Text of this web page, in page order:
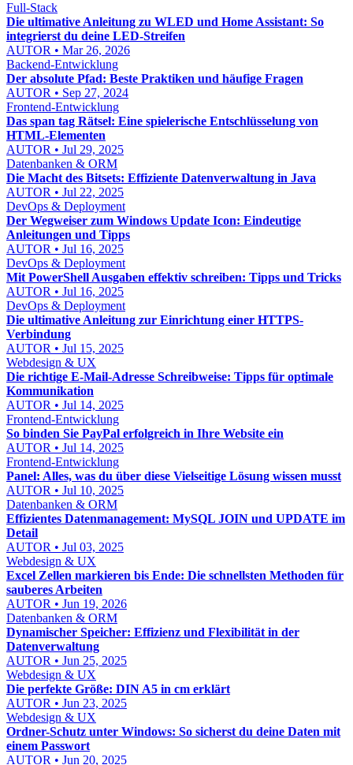
Full-Stack
Die ultimative Anleitung zu WLED und Home Assistant: So
integrierst du deine LED-Streifen
AUTOR • Mar 26, 2026
Backend-Entwicklung
Der absolute Pfad: Beste Praktiken und häufige Fragen
AUTOR • Sep 27, 2024
Frontend-Entwicklung
Das span tag Rätsel: Eine spielerische Entschlüsselung von
HTML-Elementen
AUTOR • Jul 29, 2025
Datenbanken & ORM
Die Macht des Bitsets: Effiziente Datenverwaltung in Java
AUTOR • Jul 22, 2025
DevOps & Deployment
Der Wegweiser zum Windows Update Icon: Eindeutige
Anleitungen und Tipps
AUTOR • Jul 16, 2025
DevOps & Deployment
Mit PowerShell Ausgaben effektiv schreiben: Tipps und Tricks
AUTOR • Jul 16, 2025
DevOps & Deployment
Die ultimative Anleitung zur Einrichtung einer HTTPS-
Verbindung
AUTOR • Jul 15, 2025
Webdesign & UX
Die richtige E-Mail-Adresse Schreibweise: Tipps für optimale
Kommunikation
AUTOR • Jul 14, 2025
Frontend-Entwicklung
So binden Sie PayPal erfolgreich in Ihre Website ein
AUTOR • Jul 14, 2025
Frontend-Entwicklung
Panel: Alles, was du über diese Vielseitige Lösung wissen musst
AUTOR • Jul 10, 2025
Datenbanken & ORM
Effizientes Datenmanagement: MySQL JOIN und UPDATE im
Detail
AUTOR • Jul 03, 2025
Webdesign & UX
Excel Zellen markieren bis Ende: Die schnellsten Methoden für
sauberes Arbeiten
AUTOR • Jun 19, 2026
Datenbanken & ORM
Dynamischer Speicher: Effizienz und Flexibilität in der
Datenverwaltung
AUTOR • Jun 25, 2025
Webdesign & UX
Die perfekte Größe: DIN A5 in cm erklärt
AUTOR • Jun 23, 2025
Webdesign & UX
Ordner-Schutz unter Windows: So sicherst du deine Daten mit
einem Passwort
AUTOR • Jun 20, 2025